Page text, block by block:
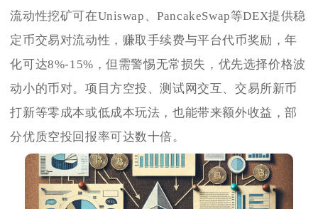
流动性挖矿可在Uniswap、PancakeSwap等DEX提供稳
定币交易对流动性，赚取手续费与平台代币奖励，年
化可达8%-15%，但需警惕无常损失，优先选择价格波
动小的币对。项目方空投、测试网交互、交易所新币
打新等零成本或低成本玩法，也能带来额外收益，部
分优质空投回报率可达数十倍。